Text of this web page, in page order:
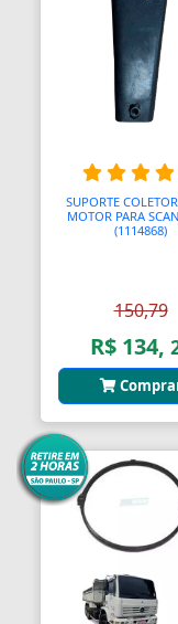
Bigornas
Biscoitinhos
Bloco
Blocágens
Bobinadeiras
Bobinas
Bobinas De
Bobinas
Bobinas de
Bobinas
Bocais
SUPORTE
MOTOR PARA
(1114868)
150,79
R$ 134,